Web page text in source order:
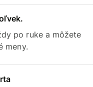
po ruke a môžete
meny.